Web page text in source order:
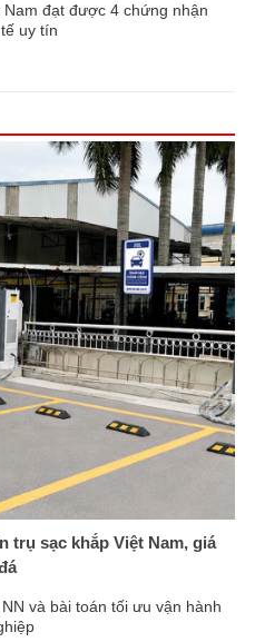
Nam đạt được 4 chứng nhận
uy tín
trụ sạc khắp Việt Nam, giá
và bài toán tối ưu vận hành